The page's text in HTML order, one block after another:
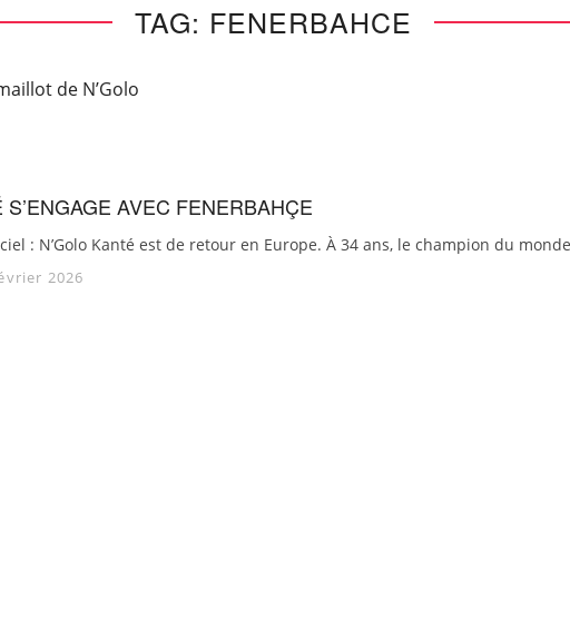
TAG: FENERBAHCE
S’ENGAGE AVEC FENERBAHÇE
: N’Golo Kanté est de retour en Europe. À 34 ans, le champion du
2026